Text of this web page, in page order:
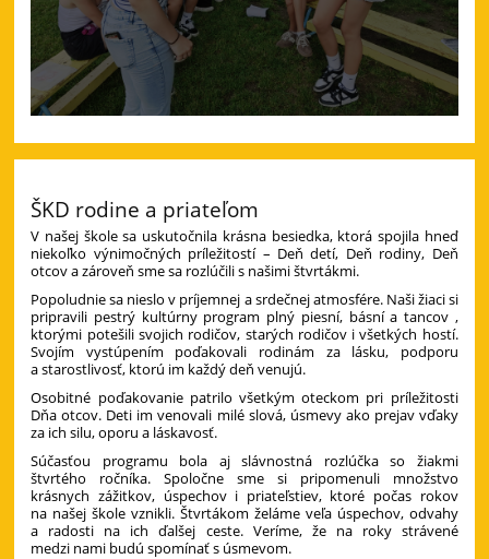
ŠKD rodine a priateľom
V našej škole sa uskutočnila krásna besiedka, ktorá spojila hneď
niekoľko výnimočných príležitostí – Deň detí, Deň rodiny, Deň
otcov a zároveň sme sa rozlúčili s našimi štvrtákmi.
Popoludnie sa nieslo v príjemnej a srdečnej atmosfére. Naši žiaci si
pripravili pestrý kultúrny program plný piesní, básní a tancov ,
ktorými potešili svojich rodičov, starých rodičov i všetkých hostí.
Svojím vystúpením poďakovali rodinám za lásku, podporu
a starostlivosť, ktorú im každý deň venujú.
Osobitné poďakovanie patrilo všetkým oteckom pri príležitosti
Dňa otcov. Deti im venovali milé slová, úsmevy ako prejav vďaky
za ich silu, oporu a láskavosť.
Súčasťou programu bola aj slávnostná rozlúčka so žiakmi
štvrtého ročníka. Spoločne sme si pripomenuli množstvo
krásnych zážitkov, úspechov i priateľstiev, ktoré počas rokov
na našej škole vznikli. Štvrtákom želáme veľa úspechov, odvahy
a radosti na ich ďalšej ceste. Veríme, že na roky strávené
medzi nami budú spomínať s úsmevom.